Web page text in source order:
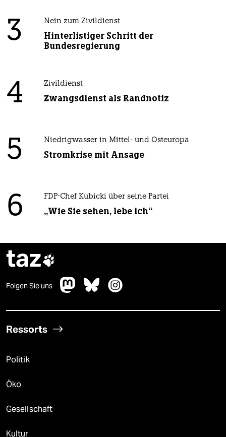
3 Nein zum Zivildienst
Hinterlistiger Schritt der
Bundesregierung
4 Zivildienst
Zwangsdienst als Randnotiz
5 Niedrigwasser in Mittel- und Osteuropa
Stromkrise mit Ansage
6 FDP-Chef Kubicki über seine Partei
„Wie Sie sehen, lebe ich“
taz
Folgen Sie uns
Ressorts
Politik
Öko
Gesellschaft
Kultur